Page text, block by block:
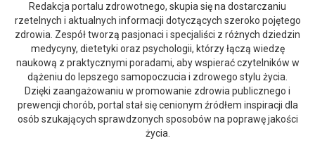
Redakcja portalu zdrowotnego, skupia się na dostarczaniu
rzetelnych i aktualnych informacji dotyczących szeroko pojętego
zdrowia. Zespół tworzą pasjonaci i specjaliści z różnych dziedzin
medycyny, dietetyki oraz psychologii, którzy łączą wiedzę
naukową z praktycznymi poradami, aby wspierać czytelników w
dążeniu do lepszego samopoczucia i zdrowego stylu życia.
Dzięki zaangażowaniu w promowanie zdrowia publicznego i
prewencji chorób, portal stał się cenionym źródłem inspiracji dla
osób szukających sprawdzonych sposobów na poprawę jakości
życia.